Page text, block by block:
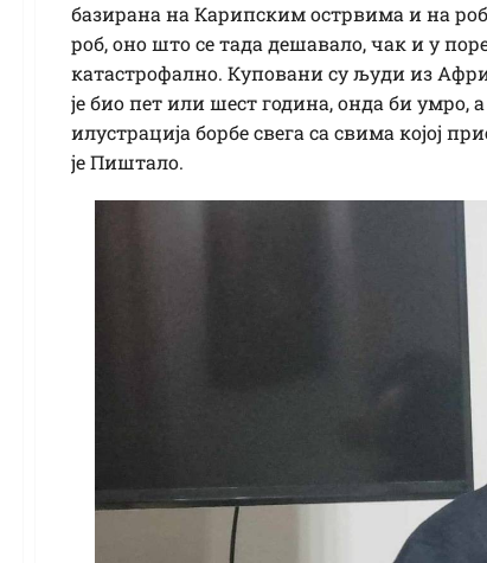
базирана на Карипским острвима и на
роб, оно што се тада дешавало, чак и у
катастрофално. Куповани су људи из
је био пет или шест година, онда би умро,
илустрација борбе свега са свима којој
је Пиштало.